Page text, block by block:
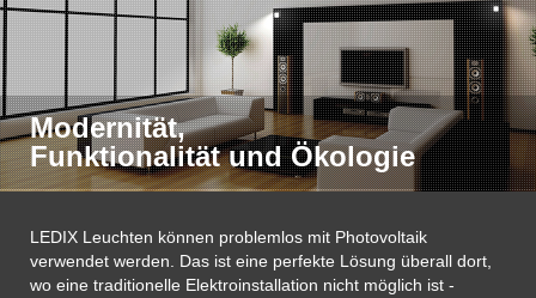
Modernität,
Funktionalität und Ökologie
LEDIX Leuchten können problemlos mit Photovoltaik
verwendet werden. Das ist eine perfekte Lösung überall dort,
wo eine traditionelle Elektroinstallation nicht möglich ist -